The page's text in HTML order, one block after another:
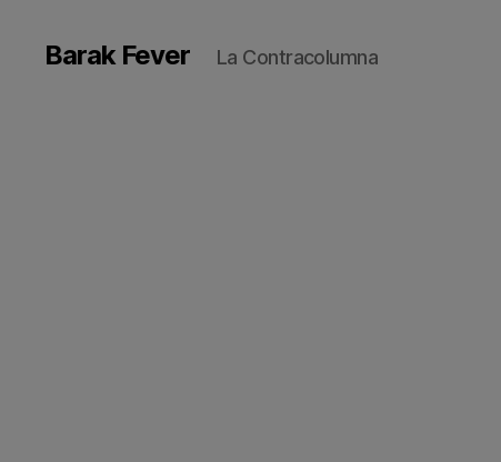
Barak Fever La Contracolumna